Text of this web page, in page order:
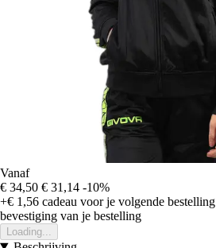
Vanaf
€ 34,50 € 31,14 -10%
+€ 1,56 cadeau voor je volgende bestelling
bevestiging van je bestelling
Loading...